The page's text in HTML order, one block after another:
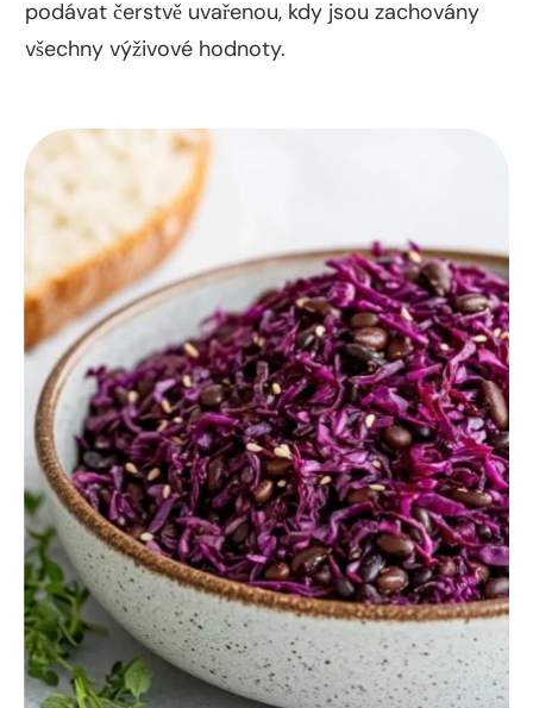
podávat čerstvě uvařenou, kdy jsou zachovány
všechny výživové hodnoty.